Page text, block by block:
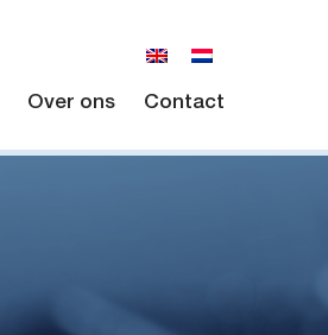
Over ons Contact